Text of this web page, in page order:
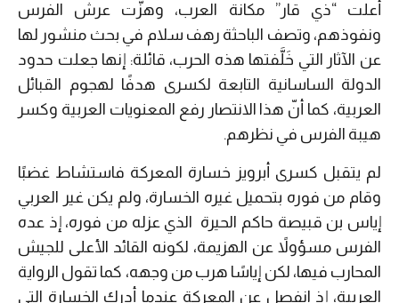
أعلت “ذي قار” مكانة العرب، وهزَّت عرش الفرس
ونفوذهم، وتصف الباحثة رهف سلام في بحث منشور لها
عن الآثار التي خَلَّفتها هذه الحرب، قائلة: إنها جعلت حدود
الدولة الساسانية التابعة لكسرى هدفًا لهجوم القبائل
العربية، كما أنّ هذا الانتصار رفع المعنويات العربية وكسر
هيبة الفرس في نظرهم.
لم يتقبل كسرى أبرويز خسارة المعركة فاستشاط غضبًا
وقام من فوره بتحميل غيره الخسارة، ولم يكن غير العربي
إياس بن قبيصة حاكم الحيرة الذي عزله من فوره، إذ عده
الفرس مسؤولاً عن الهزيمة، لكونه القائد الأعلى للجيش
المحارب فيها، لكن إياسًا هرب من وجهه، كما تقول الرواية
العربية، إذ انفصل عن المعركة عندما أدرك الخسارة التي